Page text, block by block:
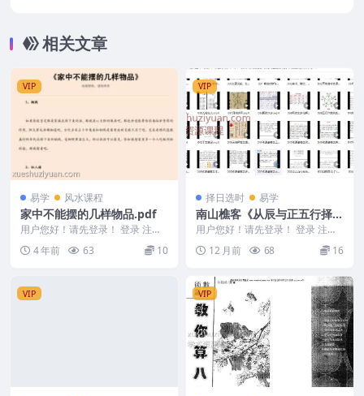
相关文章
VIP
易学 风水课程
家中不能摆的几样物品.pdf
用户您好！请先登录！ 登录 注册
编号：MY2212-200-30 家中不能
摆的...4 年前 63 10
VIP
择日选时 易学
南山樵客《从辰与正五行择
日》64集视频约13.5小时Y
用户您好！请先登录！ 登录 注册
南山樵客《从辰与正五行择日》64
集视频约13....
12 月前 68 16
VIP VIP